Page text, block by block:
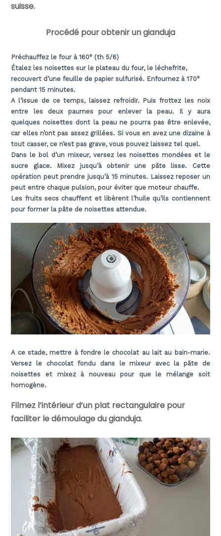
suisse.
Procédé pour obtenir un gianduja
Préchauffez le four à 160° (th 5/6)
Étalez les noisettes sur le plateau du four, le léchefrite,
recouvert d’une feuille de papier sulfurisé. Enfournez à 170°
pendant 15 minutes.
A l’issue de ce temps, laissez refroidir. Puis frottez les noix
entre les deux paumes pour enlever la peau. Il y aura
quelques noisettes dont la peau ne pourra pas être enlevée,
car elles n’ont pas assez grillées. Si vous en avez une dizaine à
tout casser, ce n’est pas grave, vous pouvez laissez tel quel.
Dans le bol d’un mixeur, versez les noisettes mondées et le
sucre glace. Mixez jusqu’à obtenir une pâte lisse. Cette
opération peut prendre jusqu’à 15 minutes. Laissez reposer un
peut entre chaque pulsion, pour éviter que moteur chauffe.
Les fruits secs chauffent et libèrent l’huile qu’ils contiennent
pour former la pâte de noisettes attendue.
A ce stade, mettre à fondre le chocolat au lait au bain-marie.
Versez le chocolat fondu dans le mixeur avec la pâte de
noisettes et mixez à nouveau pour que le mélange soit
homogène.
Filmez l’intérieur d’un plat rectangulaire pour
faciliter le démoulage du gianduja.